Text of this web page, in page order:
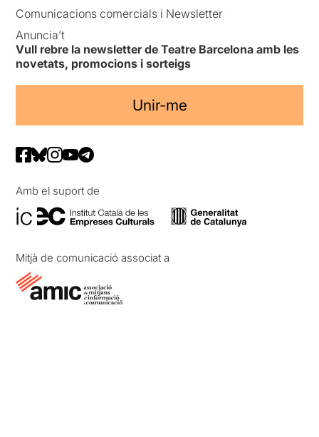
Comunicacions comercials i Newsletter
Anuncia’t
Vull rebre la newsletter de Teatre Barcelona amb les
novetats, promocions i sorteigs
Unir-me
Amb el suport de
Mitjà de comunicació associat a